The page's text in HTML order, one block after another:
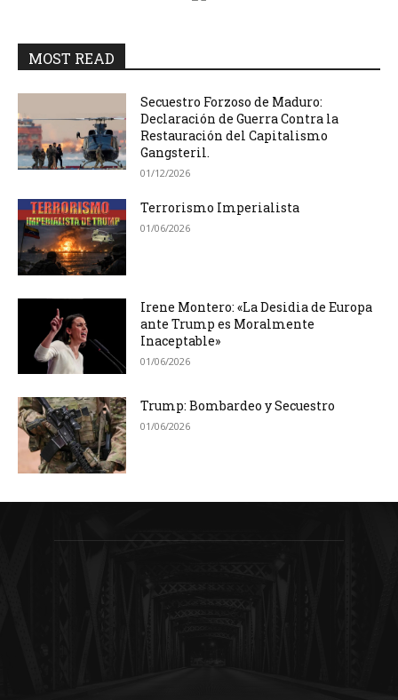
MOST READ
Secuestro Forzoso de Maduro:
Declaración de Guerra Contra la
Restauración del Capitalismo
Gangsteril.
01/12/2026
Terrorismo Imperialista
01/06/2026
Irene Montero: «La Desidia de Europa
ante Trump es Moralmente
Inaceptable»
01/06/2026
Trump: Bombardeo y Secuestro
01/06/2026